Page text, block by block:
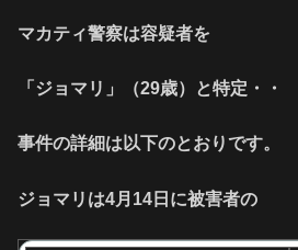
マカティ警察は容疑者を
「ジョマリ」（29歳）と特定・・
事件の詳細は以下のとおりです。
ジョマリは4月14日に被害者の